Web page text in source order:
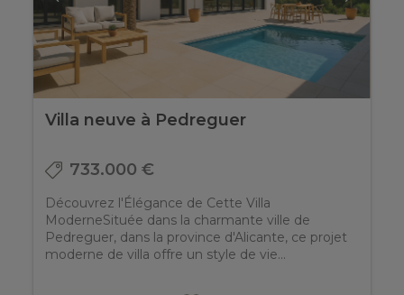
Villa neuve à Pedreguer
733.000 €
Découvrez l'Élégance de Cette Villa
ModerneSituée dans la charmante ville de
Pedreguer, dans la province d'Alicante, ce projet
moderne de villa offre un style de vie...